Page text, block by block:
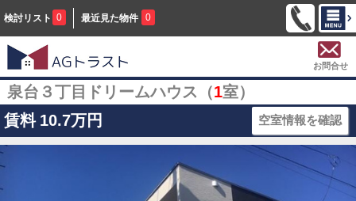
検討リスト 0 最近見た物件 0
お問合せ
泉台３丁目ドリームハウス（1室）
賃料 10.7万円 空室情報を確認